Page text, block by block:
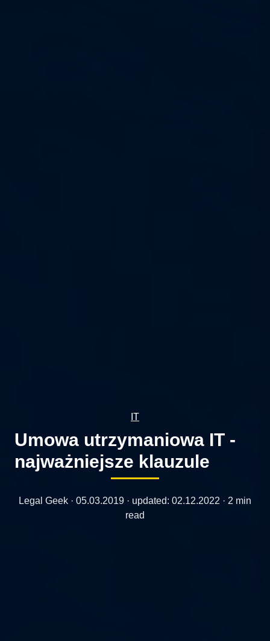
IT
Umowa utrzymaniowa IT -
najważniejsze klauzule
Legal Geek · 05.03.2019 · updated: 02.12.2022 · 2 min
read